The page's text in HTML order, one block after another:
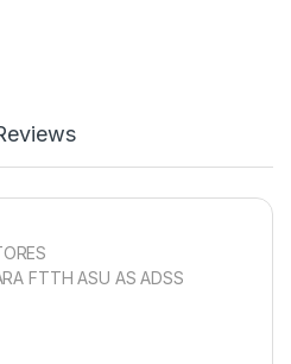
FTTH ASU AS ADSS